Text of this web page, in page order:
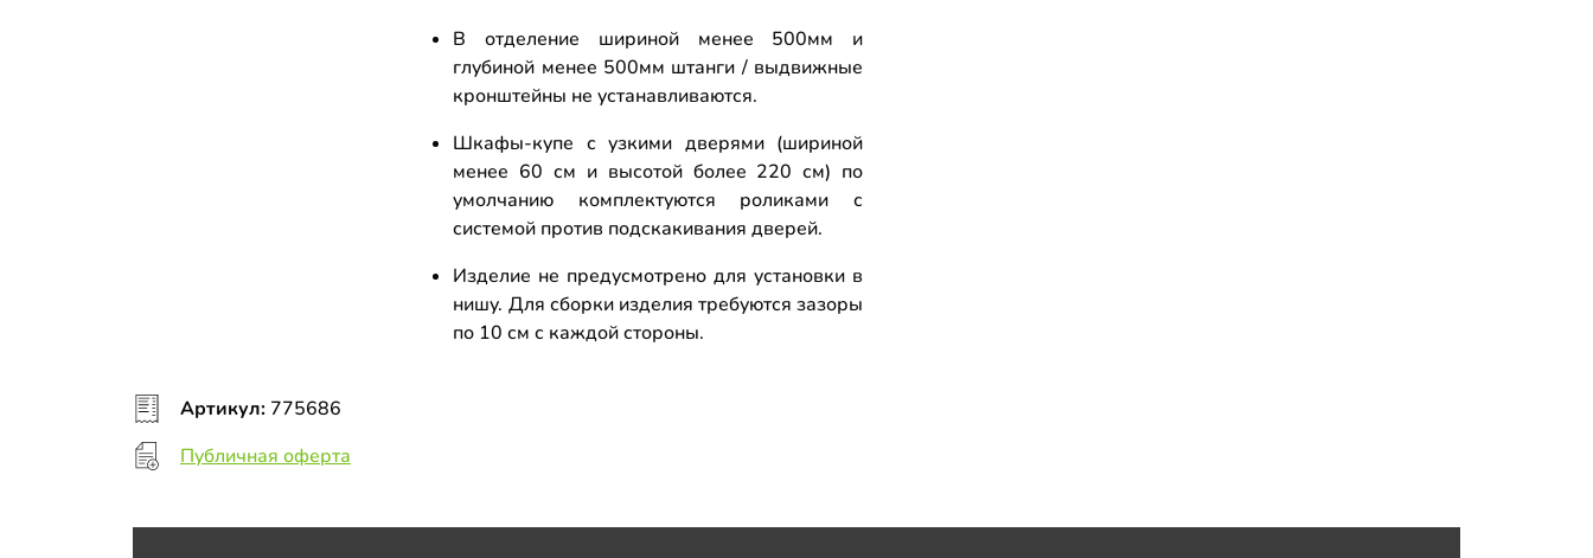
В отделение шириной менее 500мм и
глубиной менее 500мм штанги / выдвижные
кронштейны не устанавливаются.
Шкафы-купе с узкими дверями (шириной
менее 60 см и высотой более 220 см) по
умолчанию комплектуются роликами с
системой против подскакивания дверей.
Изделие не предусмотрено для установки в
нишу. Для сборки изделия требуются зазоры
по 10 см с каждой стороны.
Артикул: 775686
Публичная оферта